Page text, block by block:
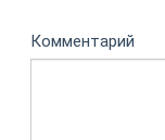
Комментарий